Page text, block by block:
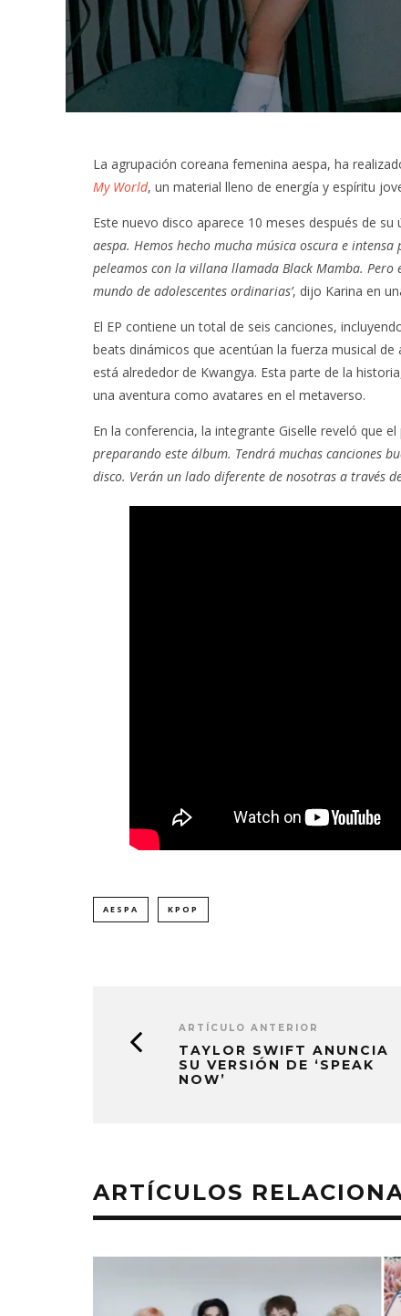
La agrupación coreana femenina aespa, ha
My World, un material lleno de energía y espíritu
Este nuevo disco aparece 10 meses después de
aespa. Hemos hecho mucha música oscura e
peleamos con la villana llamada Black Mamba. Pero
mundo de adolescentes ordinarias’, dijo Karina en
El EP contiene un total de seis canciones,
beats dinámicos que acentúan la fuerza musical
está alrededor de Kwangya. Esta parte de la
una aventura como avatares en el metaverso.
En la conferencia, la integrante Giselle reveló que
preparando este álbum. Tendrá muchas canciones
disco. Verán un lado diferente de nosotras a través
AESPA KPOP
ARTÍCULO ANTERIOR
TAYLOR SWIFT ANUNCIA
SU VERSIÓN DE ‘SPEAK
NOW’
ARTÍCULOS